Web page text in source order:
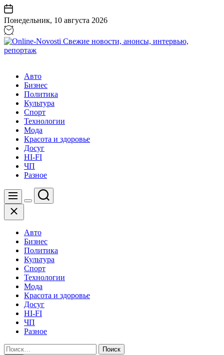
Перейти
к
содержанию
Понедельник, 10 августа 2026
Свежие
новости,
анонсы,
интервью,
репортаж
Авто
Бизнес
Политика
Культура
Спорт
Технологии
Мода
Красота и здоровье
Досуг
HI-FI
ЧП
Разное
Меню
Цвет
Поиск
Закрыть
Авто
Бизнес
Политика
Культура
Спорт
Технологии
Мода
Красота и здоровье
Досуг
HI-FI
ЧП
Разное
Найти: